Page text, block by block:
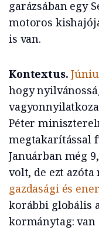
garázsában egy
motoros
is van.
Kontextus.
hogy
Péter
megtakarítással
Januárban még
volt, de ezt azóta
gazdasági és
korábbi globális
kormánytag: van